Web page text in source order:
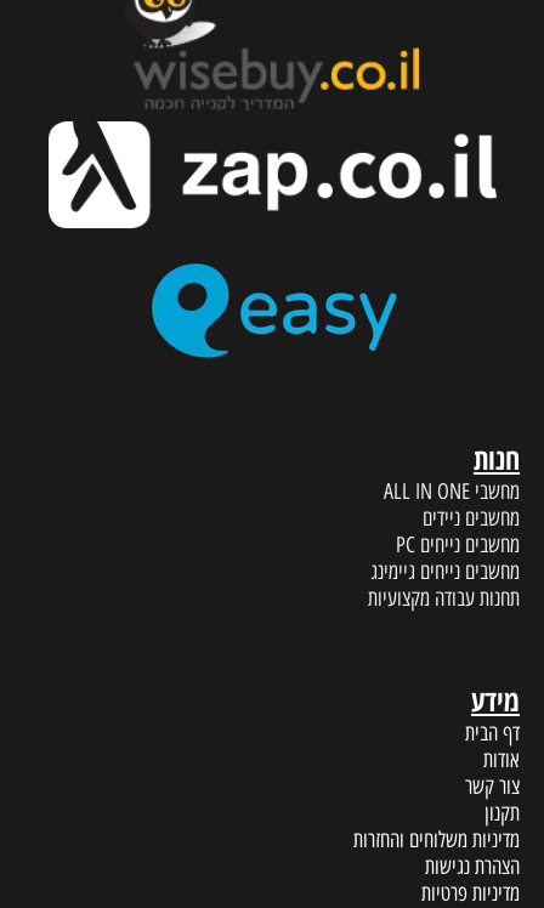
חנות
מחשבי ALL IN ONE
מחשבים ניידים
מחשבים נייחים PC
מחשבים נייחים גיימינג
תחנות עבודה מקצועיות
מידע
דף הבית
אודות
צור קשר
תקנון
מדיניות משלוחים והחזרות
הצהרת נגישות
מדיניות פרטיות